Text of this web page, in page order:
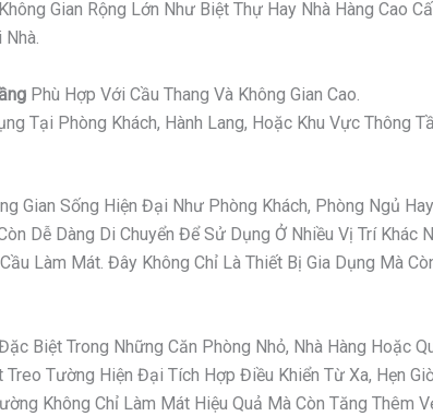
Gian Rộng Lớn Như Biệt Thự Hay Nhà Hàng Cao
Phù Hợp Với Cầu Thang Và Không Gian Cao.
Tại Phòng Khách, Hành Lang, Hoặc Khu Vực Thông
Gian Sống Hiện Đại Như Phòng Khách, Phòng Ngủ
Dễ Dàng Di Chuyển Để Sử Dụng Ở Nhiều Vị Trí
Làm Mát. Đây Không Chỉ Là Thiết Bị Gia Dụng Mà
Biệt Trong Những Căn Phòng Nhỏ, Nhà Hàng Hoặc
Treo Tường Hiện Đại Tích Hợp Điều Khiển Từ Xa, Hẹn
Không Chỉ Làm Mát Hiệu Quả Mà Còn Tăng Thêm